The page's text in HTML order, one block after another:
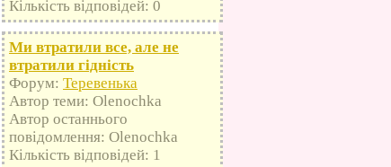
Кількість відповідей: 0
Ми втратили все, але не
втратили гідність
Форум: Теревенька
Автор теми: Olenochka
Автор останнього
повідомлення: Olenochka
Кількість відповідей: 1